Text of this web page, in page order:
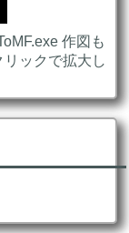
作図も
ックで拡大し